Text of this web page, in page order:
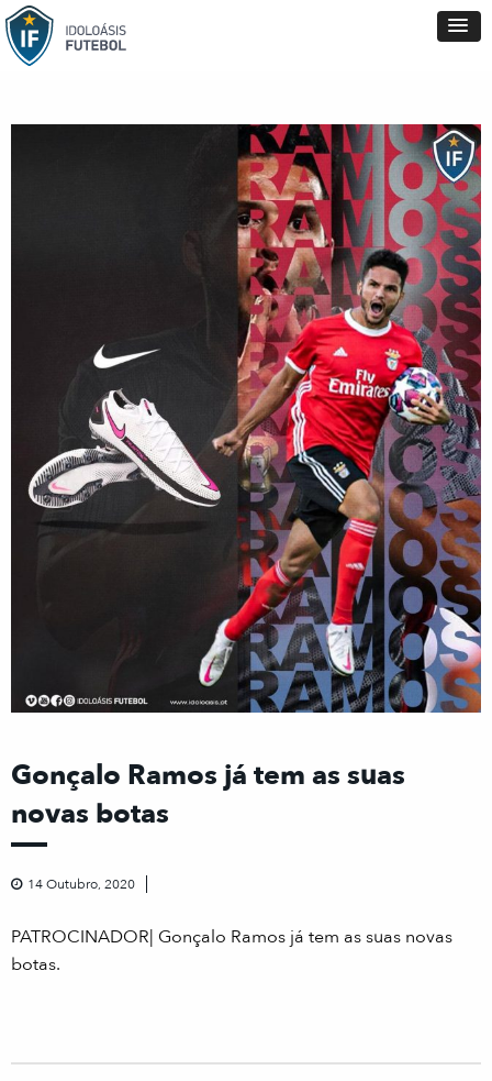
Gonçalo Ramos já tem as suas
novas botas
14 Outubro, 2020
PATROCINADOR| Gonçalo Ramos já tem as suas novas
botas.